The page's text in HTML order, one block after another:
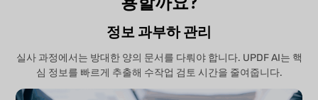
정보 과부하 관리
실사 과정에서는 방대한 양의 문서를 다뤄야 합니다. UPDF AI는 핵
심 정보를 빠르게 추출해 수작업 검토 시간을 줄여줍니다.